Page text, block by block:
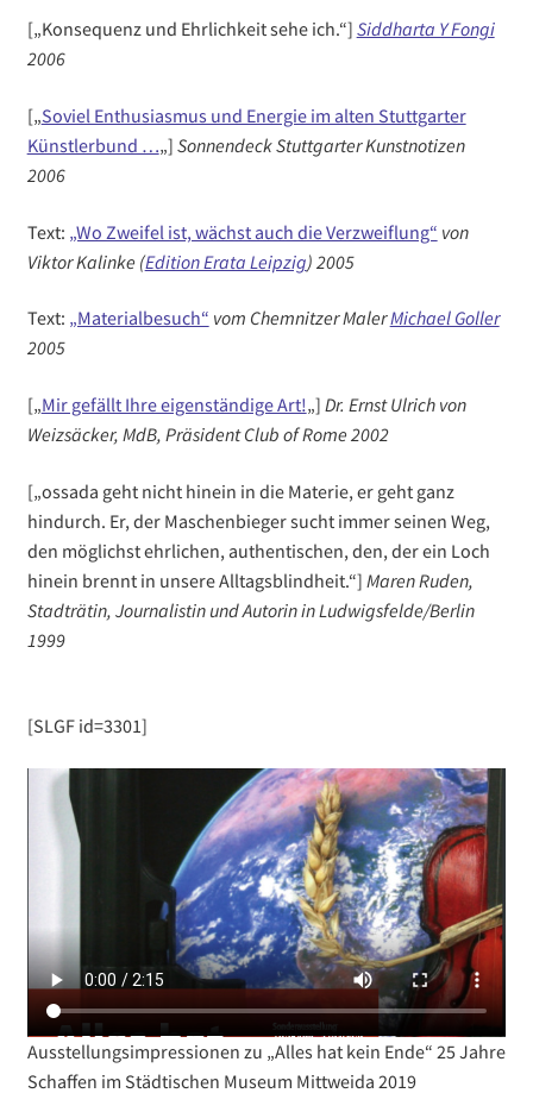
[„Konsequenz und Ehrlichkeit sehe ich.“] Siddharta Y Fongi
2006
[„Soviel Enthusiasmus und Energie im alten Stuttgarter
Künstlerbund …„] Sonnendeck Stuttgarter Kunstnotizen
2006
Text: „Wo Zweifel ist, wächst auch die Verzweiflung“ von
Viktor Kalinke (Edition Erata Leipzig) 2005
Text: „Materialbesuch“ vom Chemnitzer MalerMichael Goller
2005
[„Mir gefällt Ihre eigenständige Art!„] Dr. Ernst Ulrich von
Weizsäcker, MdB, Präsident Club of Rome 2002
[„ossada geht nicht hinein in die Materie, er geht ganz
hindurch. Er, der Maschenbieger sucht immer seinen Weg,
den möglichst ehrlichen, authentischen, den, der ein Loch
hinein brennt in unsere Alltagsblindheit.“] Maren Ruden,
Stadträtin, Journalistin und Autorin in Ludwigsfelde/Berlin
1999
[SLGF id=3301]
Ausstellungsimpressionen zu „Alles hat kein Ende“ 25 Jahre
Schaffen im Städtischen Museum Mittweida 2019